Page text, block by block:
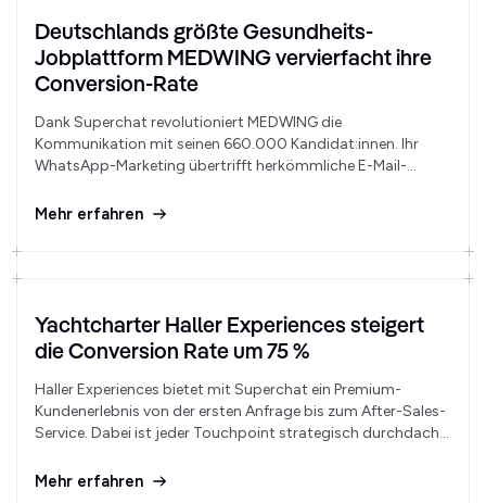
Deutschlands größte Gesundheits-
Jobplattform MEDWING vervierfacht ihre
Conversion-Rate
Dank Superchat revolutioniert MEDWING die
Kommunikation mit seinen 660.000 Kandidat:innen. Ihr
WhatsApp-Marketing übertrifft herkömmliche E-Mail-
sich die Arbeitsweise damit grundlegend verändert.
Mehr erfahren
Yachtcharter Haller Experiences steigert
die Conversion Rate um 75 %
Haller Experiences bietet mit Superchat ein Premium-
Kundenerlebnis von der ersten Anfrage bis zum After-Sales-
Service. Dabei ist jeder Touchpoint strategisch durchdacht
Mehr erfahren